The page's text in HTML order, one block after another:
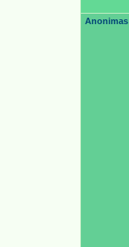
Anonimas